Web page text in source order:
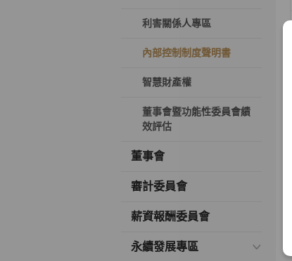
利害關係人專區
內部控制制度聲明書
智慧財產權
董事會暨功能性委員會績
效評估
董事會
審計委員會
薪資報酬委員會
永續發展專區